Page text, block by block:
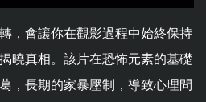
，會讓你在觀影過程中始終保持
曉真相。該片在恐怖元素的基礎
，長期的家暴壓制，導致心理問